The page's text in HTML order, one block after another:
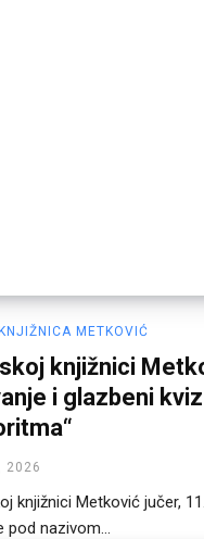
METKOVIĆ
knjižnici
i glazbeni
2026
knjižnici Metković jučer,
pod nazivom...